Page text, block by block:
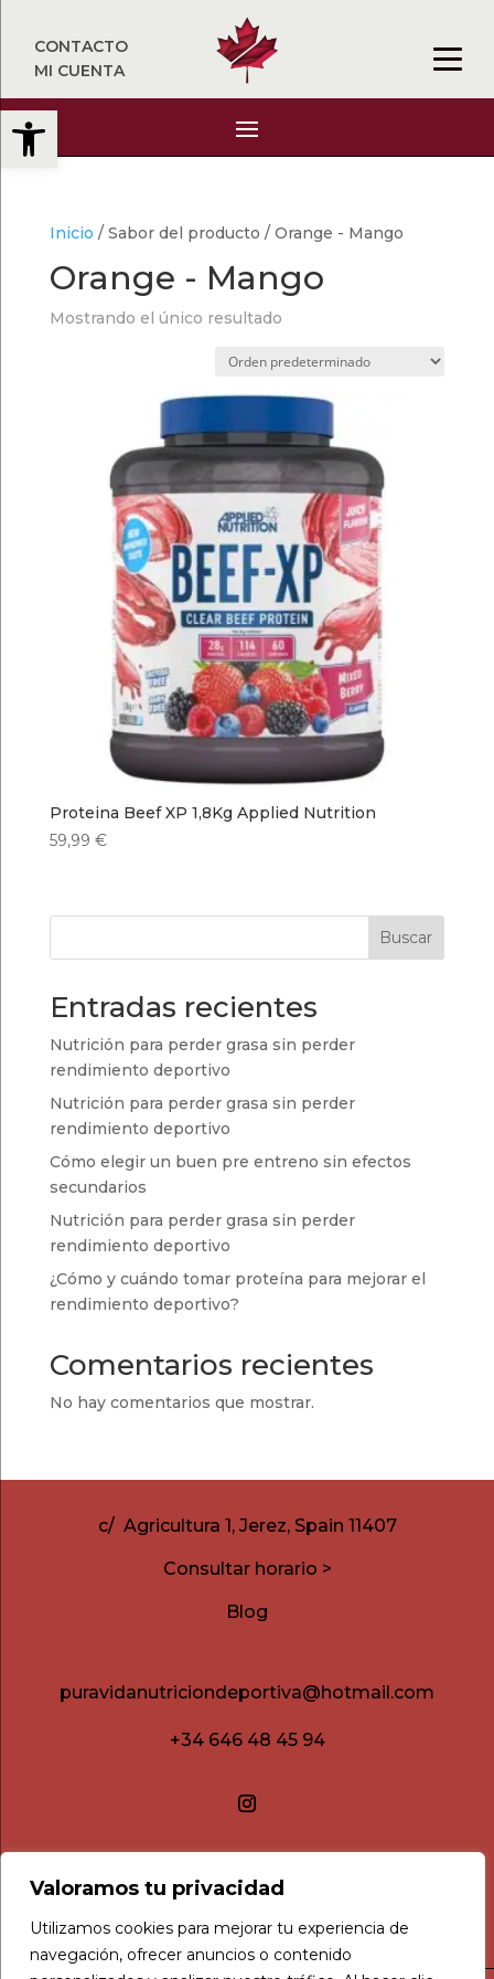
Abrir barra de herramientas
Valoramos tu privacidad
Utilizamos cookies para mejorar tu experiencia de
navegación, ofrecer anuncios o contenido
CONTACTO
MI CUENTA
Inicio / Sabor del producto / Orange - Mango
Orange - Mango
Mostrando el único resultado
Proteina Beef XP 1,8Kg Applied Nutrition
59,99 €
Buscar
Entradas recientes
Nutrición para perder grasa sin perder
rendimiento deportivo
Nutrición para perder grasa sin perder
rendimiento deportivo
Cómo elegir un buen pre entreno sin efectos
secundarios
Nutrición para perder grasa sin perder
rendimiento deportivo
¿Cómo y cuándo tomar proteína para mejorar el
rendimiento deportivo?
Comentarios recientes
No hay comentarios que mostrar.
c/ Agricultura 1, Jerez, Spain 11407
Consultar horario >
Blog
puravidanutriciondeportiva@hotmail.com
+34 646 48 45 94